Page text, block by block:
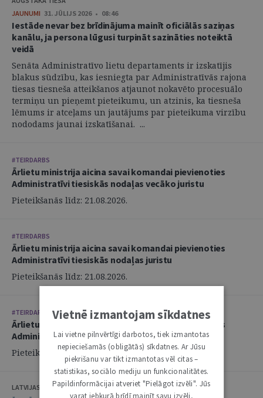
JAUNUMI 31. JŪLIJS 2026 • 08:46
Iestāde nevar bez brīdinājuma mainīt oficiālās saziņas
kanālu, ja persona lūgusi turpināt sazināties noteiktā
veidā
Senāta Administratīvo lietu departaments ir izskatījis
blakus sūdzību, kas iesniegta par Administratīvās rajona
tiesas tiesneša atteikšanos atjaunot nokavēto procesuālo
termiņu un pieņemt pieteikumu, un atzinis, ka tiesneša
lēmums ir atceļams un jautājums par pieteikuma virzību
nododams jaunai izskatīšanai. ...
#TEIRDARBS
Ārlietu ministrija aicina savai komandai pievienoties
Administratīvi tiesiskās nodaļas vecāko juristu
Pieteikšanās līdz: 21.08.2026.
#TEIRDARBS
Ārlietu ministrija aicina savai komandai pievienoties
Administratīvi tiesiskās nodaļas juristu
Pieteikšanās līdz: 21.08.2026.
#TEIRDARBS
Ārlietu ministrija aicina savai komandai pievienoties
Administratīvi tiesiskās nodaļas juristu
Pieteikšanās līdz: 21.08.2026.
LATVIJAS ZVĒRINĀTU ADVOKĀTU PADOME
Vietnē izmantojam sīkdatnes
Lai vietne pilnvērtīgi darbotos, tiek izmantotas
nepieciešamās (obligātās) sīkdatnes. Ar Jūsu
piekrišanu var tikt izmantotas vēl citas –
statistikas, sociālo mediju un funkcionalitātes.
Papildinformācijai atveriet "Pielāgot izvēli". Jūs
varat jebkurā brīdī mainīt savu izvēli,